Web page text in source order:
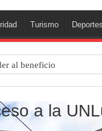
Turismo
al beneficio
en Luján
a la